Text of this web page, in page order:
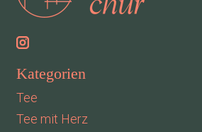
Kategorien
Tee
Tee mit Herz